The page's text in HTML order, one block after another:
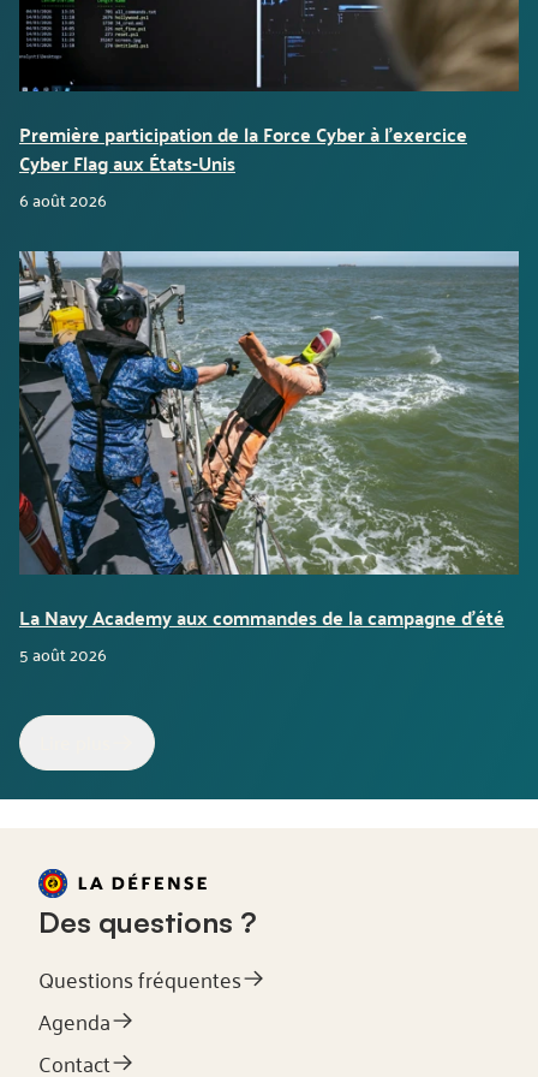
6 août 2026
Première participation de la Force Cyber à l’exercice
Cyber Flag aux États-Unis
La Navy Academy aux commandes de la campagne d’été
5 août 2026
Des questions ?
Questions fréquentes
Agenda
Contact